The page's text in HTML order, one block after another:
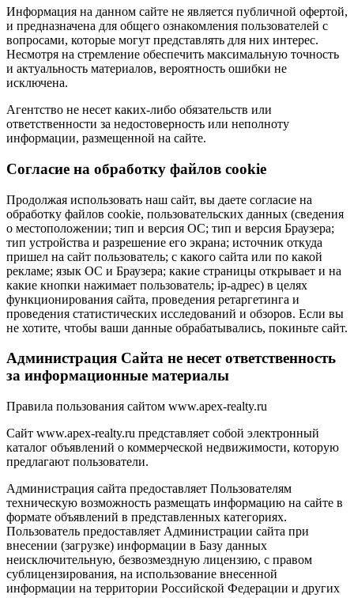
Информация на данном сайте не является публичной офертой,
и предназначена для общего ознакомления пользователей с
вопросами, которые могут представлять для них интерес.
Несмотря на стремление обеспечить максимальную точность
и актуальность материалов, вероятность ошибки не
исключена.
Агентство не несет каких-либо обязательств или
ответственности за недостоверность или неполноту
информации, размещенной на сайте.
Cогласие на обработку файлов cookie
Продолжая использовать наш сайт, вы даете согласие на
обработку файлов cookie, пользовательских данных (сведения
о местоположении; тип и версия ОС; тип и версия Браузера;
тип устройства и разрешение его экрана; источник откуда
пришел на сайт пользователь; с какого сайта или по какой
рекламе; язык ОС и Браузера; какие страницы открывает и на
какие кнопки нажимает пользователь; ip-адрес) в целях
функционирования сайта, проведения ретаргетинга и
проведения статистических исследований и обзоров. Если вы
не хотите, чтобы ваши данные обрабатывались, покиньте сайт.
Администрация Сайта не несет ответственность
за информационные материалы
Правила пользования сайтом www.apex-realty.ru
Сайт www.apex-realty.ru представляет собой электронный
каталог объявлений о коммерческой недвижимости, которую
предлагают пользователи.
Администрация сайта предоставляет Пользователям
техническую возможность размещать информацию на сайте в
формате объявлений в представленных категориях.
Пользователь предоставляет Администрации сайта при
внесении (загрузке) информации в Базу данных
неисключительную, безвозмездную лицензию, с правом
сублицензирования, на использование внесенной
информации на территории Российской Федерации и других